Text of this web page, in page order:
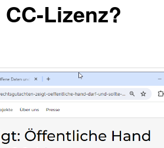
Lizenz?